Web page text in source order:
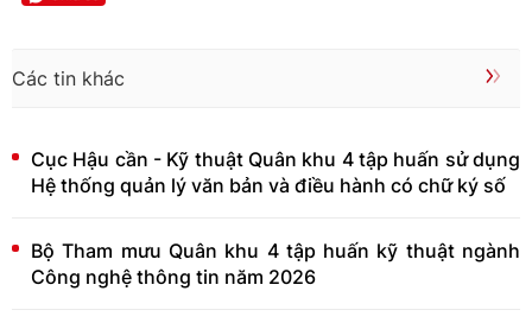
Các tin khác
Cục Hậu cần - Kỹ thuật Quân khu 4 tập huấn sử dụng
Hệ thống quản lý văn bản và điều hành có chữ ký số
Bộ Tham mưu Quân khu 4 tập huấn kỹ thuật ngành
Công nghệ thông tin năm 2026